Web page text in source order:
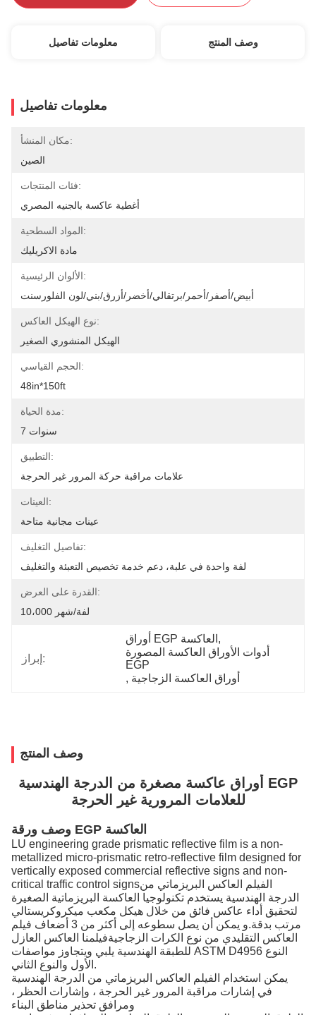
معلومات تفاصيل وصف المنتج
معلومات تفاصيل
مكان المنشأ:
الصين
فئات المنتجات:
أغطية عاكسة بالجنيه المصري
المواد السطحية:
مادة الاكريليك
الألوان الرئيسية:
أبيض/أصفر/أحمر/برتقالي/أخضر/أزرق/بني/لون الفلورسنت
نوع الهيكل العاكس:
الهيكل المنشوري الصغير
الحجم القياسي:
48in*150ft
مدة الحياة:
7 سنوات
التطبيق:
علامات مراقبة حركة المرور غير الحرجة
العينات:
عينات مجانية متاحة
تفاصيل التغليف:
لفة واحدة في علبة، دعم خدمة تخصيص التعبئة والتغليف
القدرة على العرض:
10،000 لفة/شهر
إبراز:
أوراق EGP العاكسة ,
أدوات الأوراق العاكسة المصورة
EGP
, أوراق العاكسة الزجاجية
وصف المنتج
أوراق عاكسة مصغرة من الدرجة الهندسية EGP
للعلامات المرورية غير الحرجة
وصف ورقة EGP العاكسة
LU engineering grade prismatic reflective film is a non-
metallized micro-prismatic retro-reflective film designed for
vertically exposed commercial reflective signs and non-
critical traffic control signsالفيلم العاكس البريزماتي من
الدرجة الهندسية يستخدم تكنولوجيا العاكسة البريزماتية الصغيرة
لتحقيق أداء عاكس فائق من خلال هيكل مكعب ميكروكريستالي
مرتب بدقة.و يمكن أن يصل سطوعه إلى أكثر من 3 أضعاف فيلم
العاكس التقليدي من نوع الكرات الزجاجيةفيلمنا العاكس العازل
للطبقة الهندسية يلبي ويتجاوز مواصفات ASTM D4956 النوع
الأول والنوع الثاني.
يمكن استخدام الفيلم العاكس البريزماتي من الدرجة الهندسية
في إشارات مراقبة المرور غير الحرجة ، وإشارات الحظر ،
ومرافق تحذير مناطق البناء